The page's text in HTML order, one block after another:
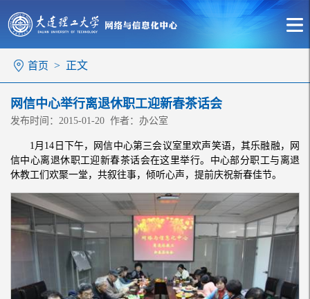
首页 > 正文
网信中心举行离退休职工迎新春茶话会
发布时间：2015-01-20 作者：办公室
1月14日下午，网信中心第三会议室里欢声笑语，其乐融融，网
信中心离退休职工迎新春茶话会在这里举行。中心部分职工与离退
休教工们欢聚一堂，共叙往事，倾听心声，提前庆祝新春佳节。